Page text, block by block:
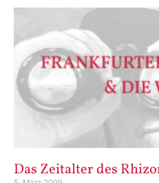
Das Zeitalter des